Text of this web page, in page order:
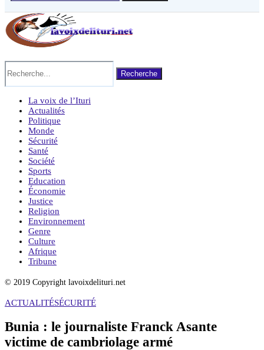
Recherche
La voix de l’Ituri
Actualités
Politique
Monde
Sécurité
Santé
Société
Sports
Education
Économie
Justice
Religion
Environnement
Genre
Culture
Afrique
Tribune
© 2019 Copyright lavoixdelituri.net
ACTUALITÉSÉCURITÉ
Bunia : le journaliste Franck Asante
victime de cambriolage armé